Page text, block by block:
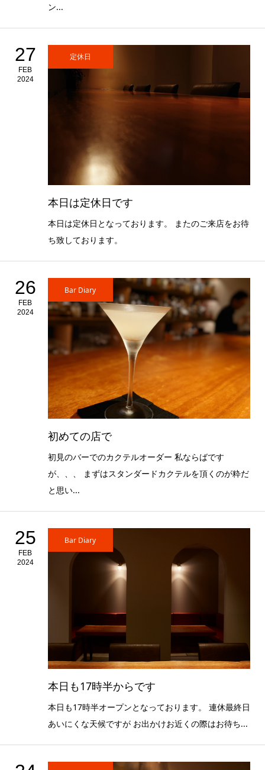
ン...
27
FEB
2024
定休日
本日は定休日です
本日は定休日となっております。 またのご来店をお待
ち致しております。
26
FEB
2024
Bar Diary
初めての店で
初見のバーでのカクテルオーダー 私ならばです
が、、、 まずはスタンダードカクテルを頂くのが粋だ
と思い...
25
FEB
2024
Bar Diary
本日も17時半からです
本日も17時半オープンとなっております。 連休最終日
あいにくな天候ですが お出かけお近くの際はお待ち...